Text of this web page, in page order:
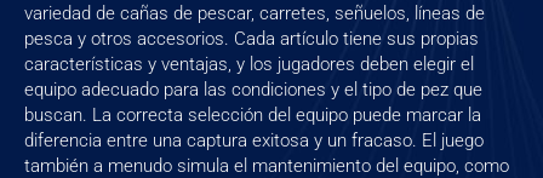
variedad de cañas de pescar, carretes, señuelos, líneas de
pesca y otros accesorios. Cada artículo tiene sus propias
características y ventajas, y los jugadores deben elegir el
equipo adecuado para las condiciones y el tipo de pez que
buscan. La correcta selección del equipo puede marcar la
diferencia entre una captura exitosa y un fracaso. El juego
también a menudo simula el mantenimiento del equipo, como